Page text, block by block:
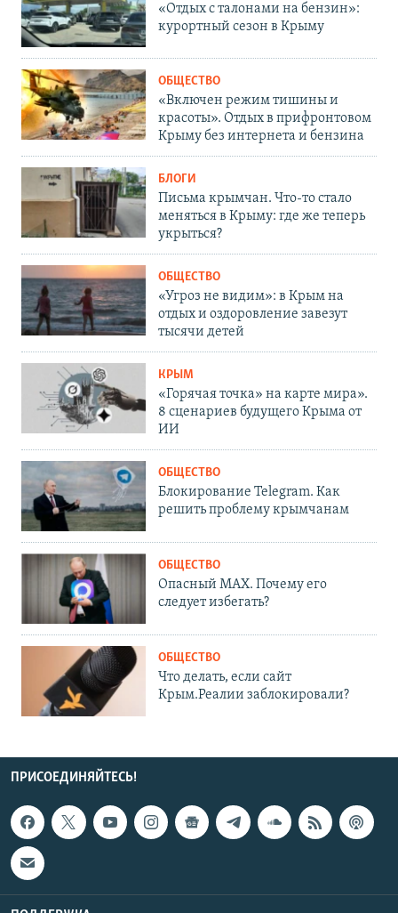
«Отдых с талонами на бензин»:
курортный сезон в Крыму
ОБЩЕСТВО
«Включен режим тишины и
красоты». Отдых в прифронтовом
Крыму без интернета и бензина
БЛОГИ
Письма крымчан. Что-то стало
меняться в Крыму: где же теперь
укрыться?
ОБЩЕСТВО
«Угроз не видим»: в Крым на
отдых и оздоровление завезут
тысячи детей
КРЫМ
«Горячая точка» на карте мира».
8 сценариев будущего Крыма от
ИИ
ОБЩЕСТВО
Блокирование Telegram. Как
решить проблему крымчанам
ОБЩЕСТВО
Опасный MAX. Почему его
следует избегать?
ОБЩЕСТВО
Что делать, если сайт
Крым.Реалии заблокировали?
ПРИСОЕДИНЯЙТЕСЬ!